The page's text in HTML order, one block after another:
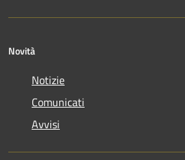
Novità
Notizie
Comunicati
Avvisi